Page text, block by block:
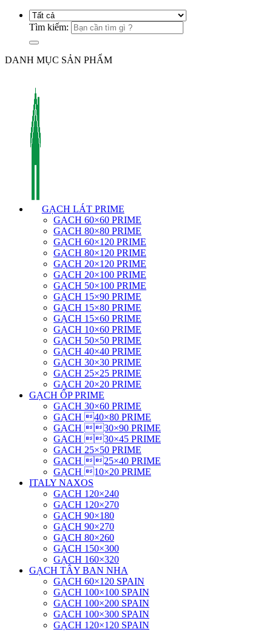
Tìm kiếm:
DANH MỤC SẢN PHẨM
GẠCH LÁT PRIME
GẠCH 60×60 PRIME
GẠCH 80×80 PRIME
GẠCH 60×120 PRIME
GẠCH 80×120 PRIME
GẠCH 20×120 PRIME
GẠCH 20×100 PRIME
GẠCH 50×100 PRIME
GẠCH 15×90 PRIME
GẠCH 15×80 PRIME
GẠCH 15×60 PRIME
GẠCH 10×60 PRIME
GẠCH 50×50 PRIME
GẠCH 40×40 PRIME
GẠCH 30×30 PRIME
GẠCH 25×25 PRIME
GẠCH 20×20 PRIME
GẠCH ỐP PRIME
GẠCH 30×60 PRIME
GẠCH 40×80 PRIME
GẠCH 30×90 PRIME
GẠCH 30×45 PRIME
GẠCH 25×50 PRIME
GẠCH 25×40 PRIME
GẠCH 10×20 PRIME
ITALY NAXOS
GẠCH 120×240
GẠCH 120×270
GẠCH 90×180
GẠCH 90×270
GẠCH 80×260
GẠCH 150×300
GẠCH 160×320
GẠCH TÂY BAN NHA
GẠCH 60×120 SPAIN
GẠCH 100×100 SPAIN
GẠCH 100×200 SPAIN
GẠCH 100×300 SPAIN
GẠCH 120×120 SPAIN